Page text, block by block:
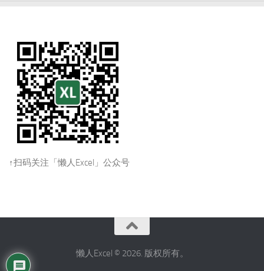
↑扫码关注「懒人Excel」公众号
懒人Excel © 2026. 版权所有。